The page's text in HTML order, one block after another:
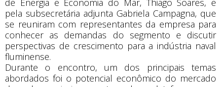
de Energia e Economia do Mar, Thiago Soares, e
pela subsecretária adjunta Gabriela Campagna, que
se reuniram com representantes da empresa para
conhecer as demandas do segmento e discutir
perspectivas de crescimento para a indústria naval
fluminense.
Durante o encontro, um dos principais temas
abordados foi o potencial econômico do mercado